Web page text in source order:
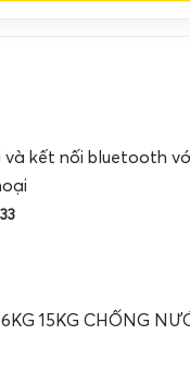
kết nối bluetooth
15KG CHỐNG